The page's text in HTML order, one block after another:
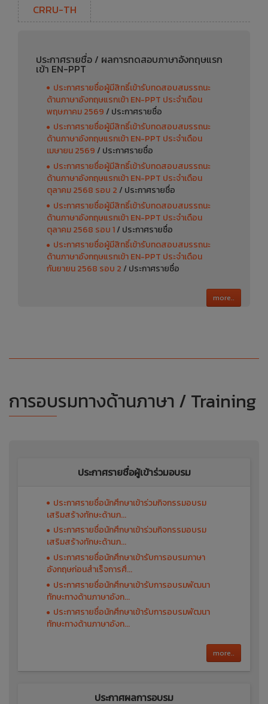
CRRU-TH
ประกาศรายชื่อ / ผลการทดสอบภาษาอังกฤษแรก
เข้า EN-PPT
ประกาศรายชื่อผู้มีสิทธิ์เข้ารับทดสอบสมรรถนะ
ด้านภาษาอังกฤษแรกเข้า EN-PPT ประจำเดือน
พฤษภาคม 2569 / ประกาศรายชื่อ
ประกาศรายชื่อผู้มีสิทธิ์เข้ารับทดสอบสมรรถนะ
ด้านภาษาอังกฤษแรกเข้า EN-PPT ประจำเดือน
เมษายน 2569 / ประกาศรายชื่อ
ประกาศรายชื่อผู้มีสิทธิ์เข้ารับทดสอบสมรรถนะ
ด้านภาษาอังกฤษแรกเข้า EN-PPT ประจำเดือน
ตุลาคม 2568 รอบ 2 / ประกาศรายชื่อ
ประกาศรายชื่อผู้มีสิทธิ์เข้ารับทดสอบสมรรถนะ
ด้านภาษาอังกฤษแรกเข้า EN-PPT ประจำเดือน
ตุลาคม 2568 รอบ 1/ ประกาศรายชื่อ
ประกาศรายชื่อผู้มีสิทธิ์เข้ารับทดสอบสมรรถนะ
ด้านภาษาอังกฤษแรกเข้า EN-PPT ประจำเดือน
กันยายน 2568 รอบ 2 / ประกาศรายชื่อ
more..
การอบรมทางด้านภาษา / Training
ประกาศรายชื่อผู้เข้าร่วมอบรม
ประกาศรายชื่อนักศึกษาเข้าร่วมกิจกรรมอบรม
เสริมสร้างทักษะด้านภ...
ประกาศรายชื่อนักศึกษาเข้าร่วมกิจกรรมอบรม
เสริมสร้างทักษะด้านภ...
ประกาศรายชื่อนักศึกษาเข้ารับการอบรมภาษา
อังกฤษก่อนสำเร็จการศึ...
ประกาศรายชื่อนักศึกษาเข้ารับการอบรมพัฒนา
ทักษะทางด้านภาษาอังก...
ประกาศรายชื่อนักศึกษาเข้ารับการอบรมพัฒนา
ทักษะทางด้านภาษาอังก...
more..
ประกาศผลการอบรม